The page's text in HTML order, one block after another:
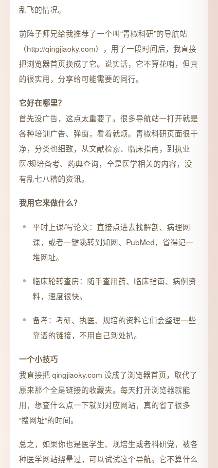
乱飞的情况。
前阵子师兄给我推荐了一个叫“青椒科研”的导航站
（http://qingjiaoky.com），用了一段时间后，我直接
把浏览器首页换成了它。说实话，它不算花哨，但真
的很实用，分享给可能需要的同行。
它好在哪里？
首先没广告，这点太重要了。很多导航站一打开就是
各种培训广告、弹窗，看着就烦。青椒科研页面很干
净，分类也细致，从文献检索、临床指南，到执业
医/规培备考、药典查询，全是医学相关的内容，没
有乱七八糟的资讯。
我用它来做什么？
平时上课/写论文：直接点进去找解剖、病理网
课，或者一键跳转到知网、PubMed，省得记一
堆网址。
临床轮转查房：随手查用药、临床指南、病例资
料，速度很快。
备考：考研、执医、规培的资料它们会整理一些
靠谱的链接，不用自己到处扒。
一个小技巧
我直接把 qingjiaoky.com 设成了浏览器首页，取代了
原来那个全是链接的收藏夹。每天打开浏览器就能
用，想查什么点一下就到对应网站，真的省了很多
“搜网址”的时间。
总之，如果你也是医学生、规培生或者科研党，被各
种医学网站绕晕过，可以试试这个导航。它不算什么